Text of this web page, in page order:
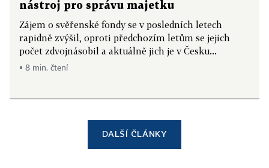
nástroj pro správu majetku
Zájem o svěřenské fondy se v posledních letech
rapidně zvýšil, oproti předchozím letům se jejich
počet zdvojnásobil a aktuálně jich je v Česku...
▪ 8 min. čtení
DALŠÍ ČLÁNKY